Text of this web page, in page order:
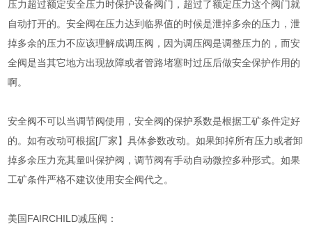
压力超过额定安全压力时保护设备阀门，超过了额定压力这个阀门就
自动打开的。安全阀在压力达到临界值的时候是泄掉多余的压力，泄
掉多余的压力不应该理解成调压阀，因为调压阀是调整压力的，而安
全阀是当其它地方出现故障或者管路堵塞时过压后做安全保护作用的
啊。
安全阀不可以当调节阀使用，安全阀的保护系数是根据工矿条件定好
的。如有改动可根据[厂家】具体参数改动。如果卸掉所有压力或者卸
掉多余压力充其量叫保护阀，调节阀有手动自动微控多种形式。如果
工矿条件严格不建议使用安全阀代之。
美国FAIRCHILD减压阀：